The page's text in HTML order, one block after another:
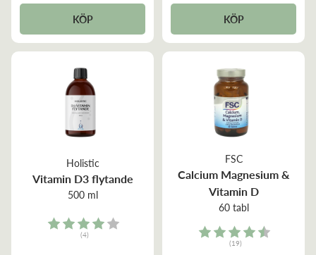
KÖP KÖP
Holistic
Vitamin D3 flytande
500 ml
Rating:
(4)
FSC
Calcium Magnesium &
Vitamin D
60 tabl
Rating:
(19)